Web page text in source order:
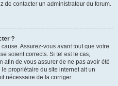
de contacter un administrateur du forum.
?
Assurez-vous avant tout que votre
soient corrects. Si tel est le cas,
afin de vous assurer de ne pas avoir été
propriétaire du site internet ait un
nécessaire de la corriger.